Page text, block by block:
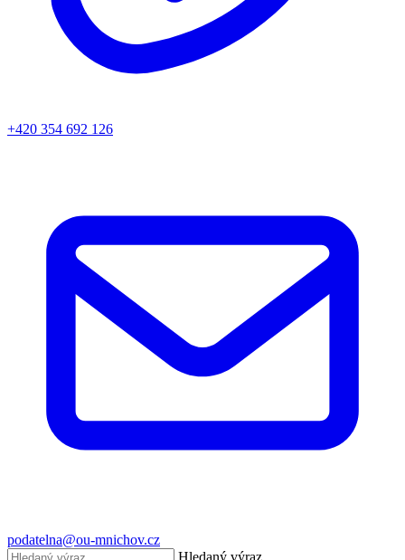
+420 354 692 126
podatelna@ou-mnichov.cz
Hledaný výraz